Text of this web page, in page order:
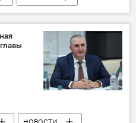
Колумнисты
НОВОСТИ